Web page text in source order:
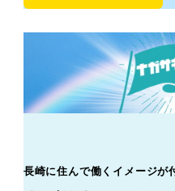
長崎に住んで働くイメージが